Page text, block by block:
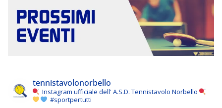
tennistavolonorbello
Instagram ufficiale dell' A.S.D. Tennistavolo Norbello
#sportpertutti